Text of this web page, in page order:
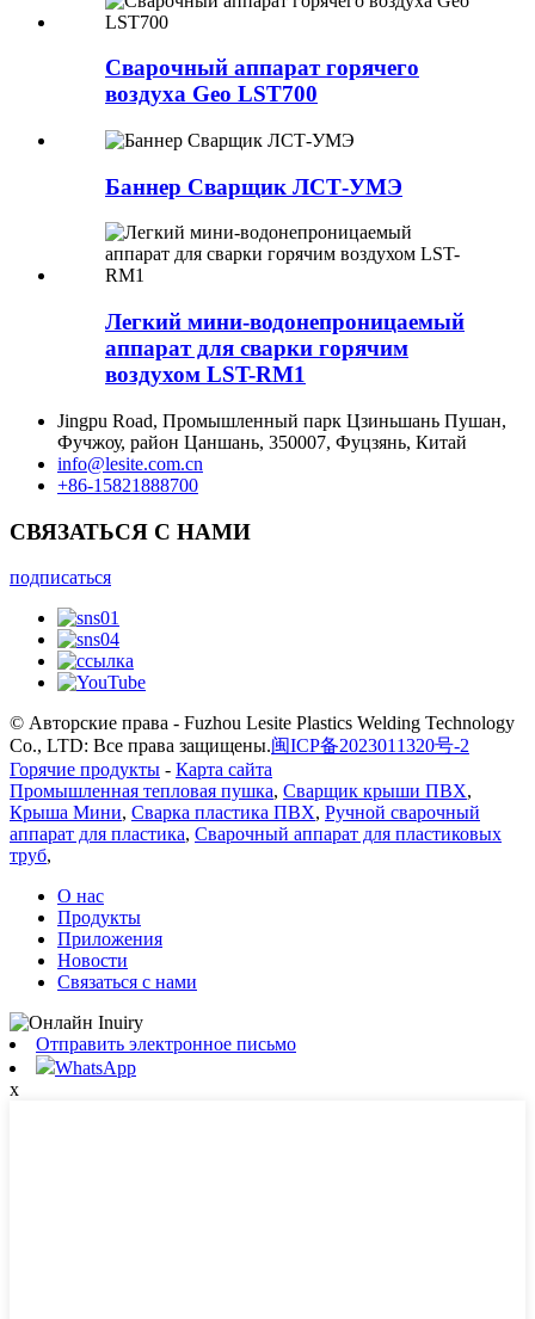
Сварочный аппарат горячего
воздуха Geo LST700
Баннер Сварщик ЛСТ-УМЭ
Легкий мини-водонепроницаемый
аппарат для сварки горячим
воздухом LST-RM1
Jingpu Road, Промышленный парк Цзиньшань Пушан,
Фучжоу, район Цаншань, 350007, Фуцзянь, Китай
info@lesite.com.cn
+86-15821888700
СВЯЗАТЬСЯ С НАМИ
подписаться
© Авторские права - Fuzhou Lesite Plastics Welding Technology
Co., LTD: Все права защищены.闽ICP备2023011320号-2
Горячие продукты - Карта сайта
Промышленная тепловая пушка, Сварщик крыши ПВХ,
Крыша Мини, Сварка пластика ПВХ, Ручной сварочный
аппарат для пластика, Сварочный аппарат для пластиковых
труб,
О нас
Продукты
Приложения
Новости
Связаться с нами
Отправить электронное письмо
WhatsApp
x